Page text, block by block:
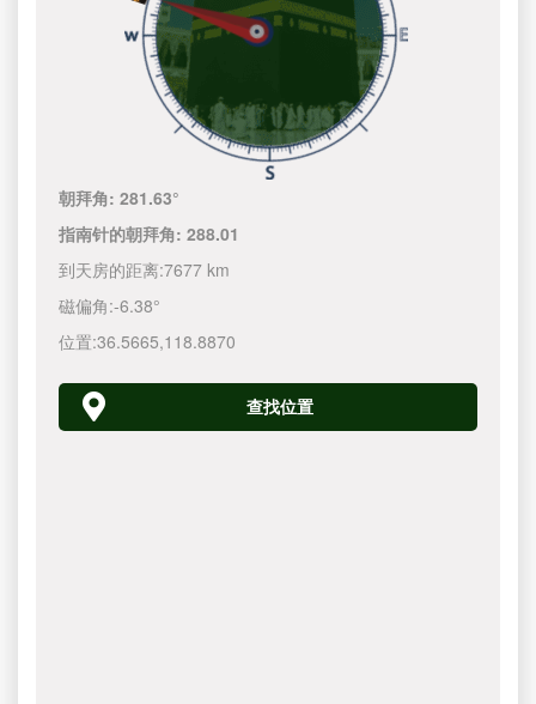
朝拜角:281.63°
指南针的朝拜角:288.01
到天房的距离:7677 km
磁偏角:-6.38°
位置:36.5665,118.8870
查找位置